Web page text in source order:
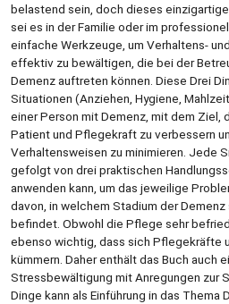
belastend sein, doch dieses
sei es in der Familie oder im
einfache Werkzeuge, um Verhaltens-
effektiv zu bewältigen, die bei der
Demenz auftreten können. Diese Drei
Situationen (Anziehen, Hygiene,
einer Person mit Demenz, mit dem Ziel,
Patient und Pflegekraft zu verbessern
Verhaltensweisen zu minimieren. Jede
gefolgt von drei praktischen
anwenden kann, um das jeweilige
davon, in welchem Stadium der
befindet. Obwohl die Pflege sehr
ebenso wichtig, dass sich Pflegekräfte
kümmern. Daher enthält das Buch auch
Stressbewältigung mit Anregungen zur
Dinge kann als Einführung in das Thema